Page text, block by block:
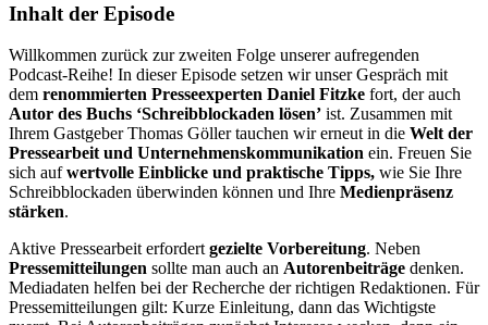
Inhalt der Episode
Willkommen zurück zur zweiten Folge unserer aufregenden
Podcast-Reihe! In dieser Episode setzen wir unser Gespräch mit
dem renommierten Presseexperten Daniel Fitzke fort, der auch
Autor des Buchs ‘Schreibblockaden lösen’ ist. Zusammen mit
Ihrem Gastgeber Thomas Göller tauchen wir erneut in die Welt der
Pressearbeit und Unternehmenskommunikation ein. Freuen Sie
sich aufwertvolle Einblicke und praktische Tipps, wie Sie Ihre
Schreibblockaden überwinden können und Ihre Medienpräsenz
stärken.
Aktive Pressearbeit erfordert gezielte Vorbereitung. Neben
Pressemitteilungen sollte man auch an Autorenbeiträge denken.
Mediadaten helfen bei der Recherche der richtigen Redaktionen. Für
Pressemitteilungen gilt: Kurze Einleitung, dann das Wichtigste